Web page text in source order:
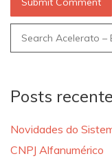
Search
for:
Posts
Novidades do
CNPJ Alfanumérico